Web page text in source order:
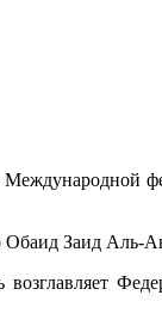
Обаид Заид Аль-